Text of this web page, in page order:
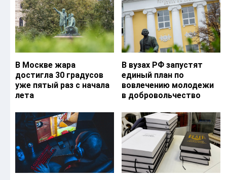
В Москве жара
достигла 30 градусов
уже пятый раз с начала
лета
В вузах РФ запустят
единый план по
вовлечению молодежи
в добровольчество